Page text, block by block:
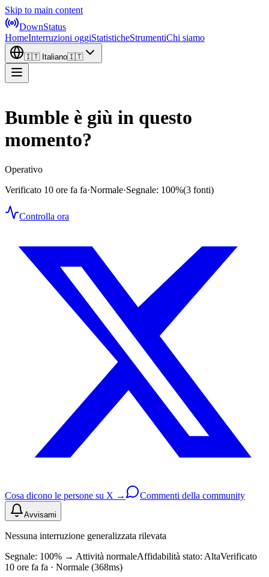
Skip to main content
DownStatus
HomeInterruzioni oggiStatisticheStrumentiChi siamo
🇮🇹 Italiano🇮🇹
Bumble è giù in questo
momento?
Operativo
Verificato 10 ore fa fa·Normale·Segnale: 100%(3 fonti)
Controlla ora
Cosa dicono le persone su X → Commenti della community
Avvisami
Nessuna interruzione generalizzata rilevata
Segnale: 100% → Attività normaleAffidabilità stato: AltaVerificato
10 ore fa fa · Normale (368ms)